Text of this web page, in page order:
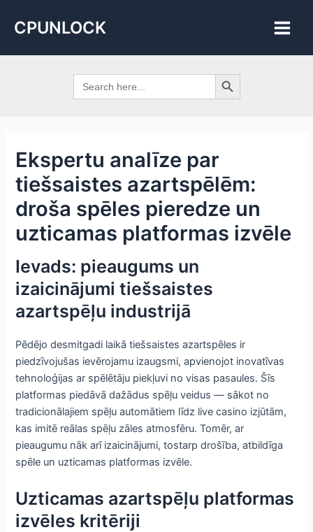
CPUNLOCK
Menu
Search
for:
Search Button
Ekspertu analīze par
tiešsaistes azartspēlēm:
droša spēles pieredze un
uzticamas platformas izvēle
Ievads: pieaugums un
izaicinājumi tiešsaistes
azartspēļu industrijā
Pēdējo desmitgadi laikā tiešsaistes azartspēles ir
piedzīvojušas ievērojamu izaugsmi, apvienojot inovatīvas
tehnoloģijas ar spēlētāju piekļuvi no visas pasaules. Šīs
platformas piedāvā dažādus spēļu veidus — sākot no
tradicionālajiem spēļu automātiem līdz live casino izjūtām,
kas imitē reālas spēļu zāles atmosfēru. Tomēr, ar
pieaugumu nāk arī izaicinājumi, tostarp drošība, atbildīga
spēle un uzticamas platformas izvēle.
Uzticamas azartspēļu platformas
izvēles kritēriji
navigation